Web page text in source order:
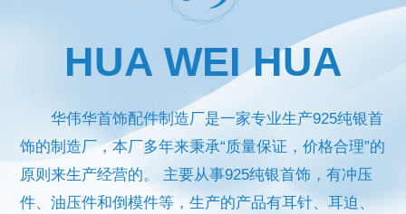
HUA WEI HUA
华伟华首饰配件制造厂是一家专业生产925纯银首
饰的制造厂，本厂多年来秉承“质量保证，价格合理”的
原则来生产经营的。
主要从事925纯银首饰，有冲压
件、油压件和倒模件等，生产的产品有耳针、耳迫、